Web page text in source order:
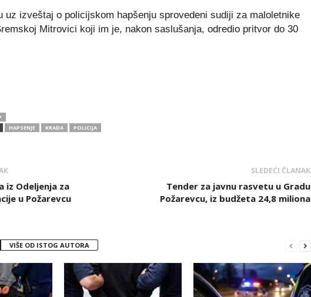
uz izveštaj o policijskom hapšenju sprovedeni sudiji za maloletnike
Mitrovici koji im je, nakon saslušanja, odredio pritvor do 30
HAPSENJE KRAĐA POLICIJA
iz Odeljenja za
u Požarevcu
SLEDEĆI ČLANAK
Tender za javnu rasvetu u Gradu
Požarevcu, iz budžeta 24,8 miliona
VIŠE OD ISTOG AUTORA